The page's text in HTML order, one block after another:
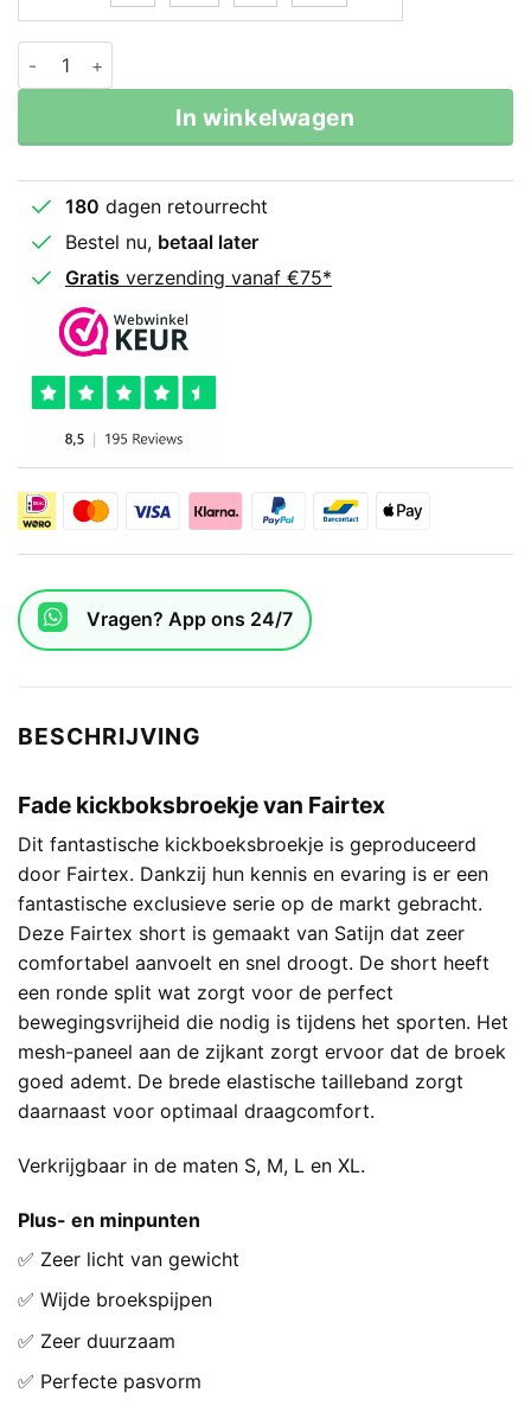
Fairtex Thai- En Kickboks Broekje Fade aantal
In winkelwagen
180 dagen retourrecht
Bestel nu, betaal later
Gratis verzending vanaf €75*
Vragen? App ons 24/7
BESCHRIJVING
Fade kickboksbroekje van Fairtex
Dit fantastische kickboeksbroekje is geproduceerd
door Fairtex. Dankzij hun kennis en evaring is er een
fantastische exclusieve serie op de markt gebracht.
Deze Fairtex short is gemaakt van Satijn dat zeer
comfortabel aanvoelt en snel droogt. De short heeft
een ronde split wat zorgt voor de perfect
bewegingsvrijheid die nodig is tijdens het sporten. Het
mesh-paneel aan de zijkant zorgt ervoor dat de broek
goed ademt. De brede elastische tailleband zorgt
daarnaast voor optimaal draagcomfort.
Verkrijgbaar in de maten S, M, L en XL.
Plus- en minpunten
✅ Zeer licht van gewicht
✅ Wijde broekspijpen
✅ Zeer duurzaam
✅ Perfecte pasvorm